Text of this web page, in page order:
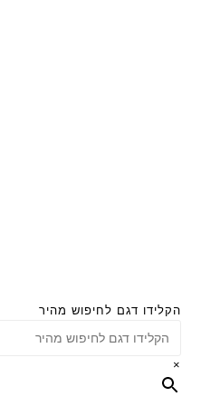
הקלידו דגם לחיפוש מהיר
×